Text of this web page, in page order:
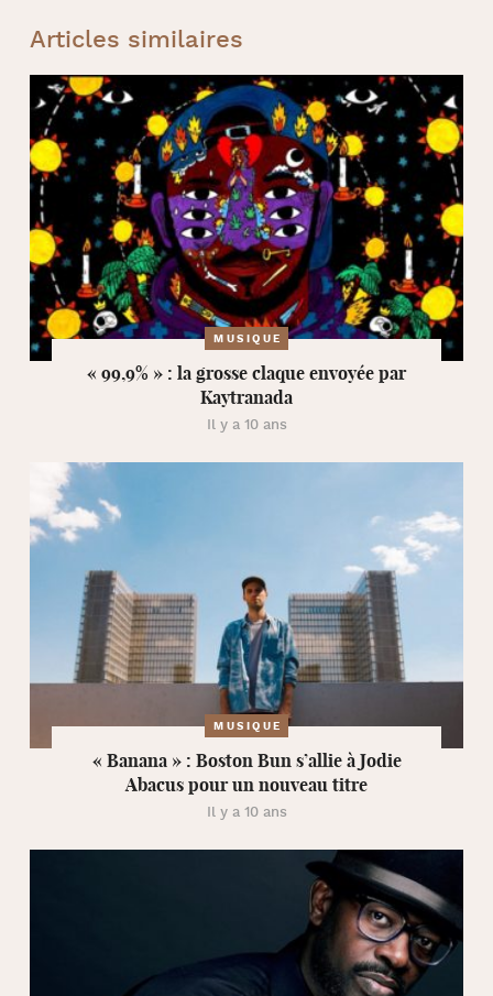
Articles similaires
MUSIQUE
« 99,9% » : la grosse claque envoyée par
Kaytranada
Il y a 10 ans
MUSIQUE
« Banana » : Boston Bun s’allie à Jodie
Abacus pour un nouveau titre
Il y a 10 ans